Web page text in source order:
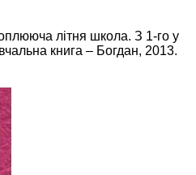
літня школа. З 1-го у
книга – Богдан, 2013.